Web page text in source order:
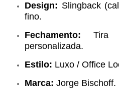
Design: Slingback
fino.
Fechamento: Tira
personalizada.
Estilo: Luxo / Office
Marca: Jorge Bischoff.